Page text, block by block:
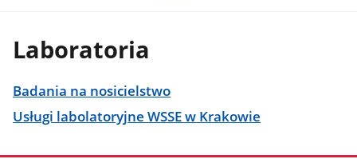
Laboratoria
Badania na nosicielstwo
Usługi labolatoryjne WSSE w Krakowie